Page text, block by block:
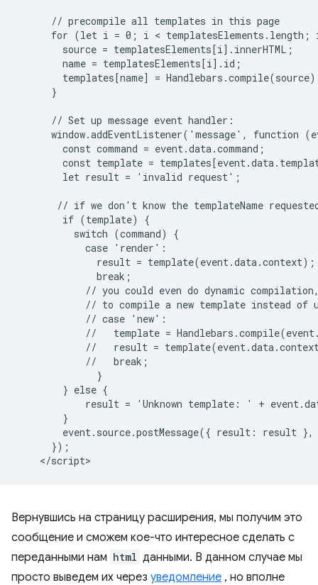
      // precompile all templates in this page
for (let i = 0; i < templatesElements.length;
        source = templatesElements[i].innerHTML;
        name = templatesElements[i].id;
templates[name] =
      }
      // Set up message event handler:
window.addEventListener('message', function
        const command = event.data.command;
const template =
        let result = 'invalid request';
// if we don't know the templateName
        if (template) {
          switch (command) {
            case 'render':
              result = template(event.data.context);
              break;
// you could even do dynamic
// to compile a new template instead of
            // case 'new':
//   template =
//   result =
            //   break;
              }
        } else {
result = 'Unknown template: ' +
        }
event.source.postMessage({ result: result
      });
Вернувшись на страницу расширения, мы получим это
сообщение и сможем кое-что интересное сделать с
переданными нам html данными. В данном случае мы
просто выведем их через уведомление , но вполне